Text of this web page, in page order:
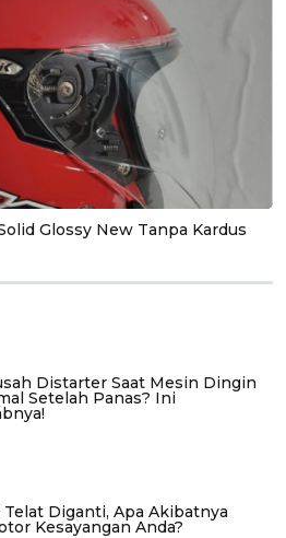
Glossy New Tanpa Kardus
Distarter Saat Mesin Dingin
Setelah Panas? Ini
Telat Diganti, Apa Akibatnya
Kesayangan Anda?